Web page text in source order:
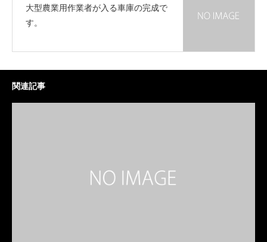
大型農業用作業者が入る車庫の完成で
す。
関連記事